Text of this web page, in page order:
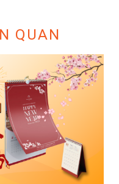
QUAN